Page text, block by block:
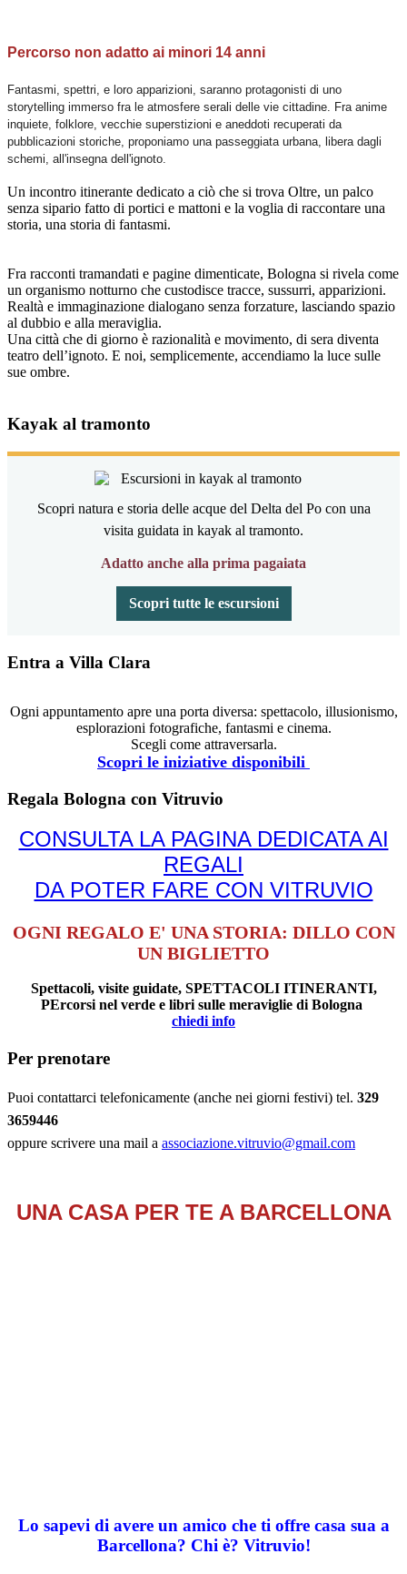
Percorso non adatto ai minori 14 anni
Fantasmi, spettri, e loro apparizioni, saranno protagonisti di uno
storytelling immerso fra le atmosfere serali delle vie cittadine. Fra anime
inquiete, folklore, vecchie superstizioni e aneddoti recuperati da
pubblicazioni storiche, proponiamo una passeggiata urbana, libera dagli
schemi, all'insegna dell'ignoto.
Un incontro itinerante dedicato a ciò che si trova Oltre, un palco
senza sipario fatto di portici e mattoni e la voglia di raccontare una
storia, una storia di fantasmi.
Fra racconti tramandati e pagine dimenticate, Bologna si rivela come
un organismo notturno che custodisce tracce, sussurri, apparizioni.
Realtà e immaginazione dialogano senza forzature, lasciando spazio
al dubbio e alla meraviglia.
Una città che di giorno è razionalità e movimento, di sera diventa
teatro dell’ignoto. E noi, semplicemente, accendiamo la luce sulle
sue ombre.
Kayak al tramonto
Scopri natura e storia delle acque del Delta del Po con una
visita guidata in kayak al tramonto.
Adatto anche alla prima pagaiata
Scopri tutte le escursioni
Entra a Villa Clara
Ogni appuntamento apre una porta diversa: spettacolo, illusionismo,
esplorazioni fotografiche, fantasmi e cinema.
Scegli come attraversarla.
Scopri le iniziative disponibili
Regala Bologna con Vitruvio
CONSULTA LA PAGINA DEDICATA AI
REGALI
DA POTER FARE CON VITRUVIO
OGNI REGALO E' UNA STORIA: DILLO CON
UN BIGLIETTO
Spettacoli, visite guidate, SPETTACOLI ITINERANTI,
PErcorsi nel verde e libri sulle meraviglie di Bologna
chiedi info
Per prenotare
Puoi contattarci telefonicamente (anche nei giorni festivi) tel. 329
3659446
oppure scrivere una mail a associazione.vitruvio@gmail.com
UNA CASA PER TE A BARCELLONA
Lo sapevi di avere un amico che ti offre casa sua a
Barcellona? Chi è? Vitruvio!